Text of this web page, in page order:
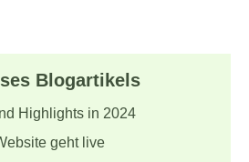
Blogartikels
Highlights in 2024
geht live